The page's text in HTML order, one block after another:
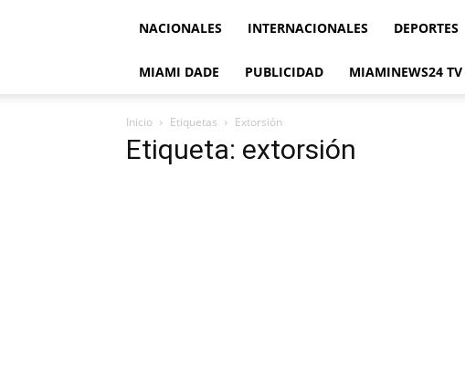
NACIONALES INTERNACIONALES DEPORTES
MIAMI DADE PUBLICIDAD MIAMINEWS24 TV
Inicio Etiquetas Extorsión
Etiqueta: extorsión